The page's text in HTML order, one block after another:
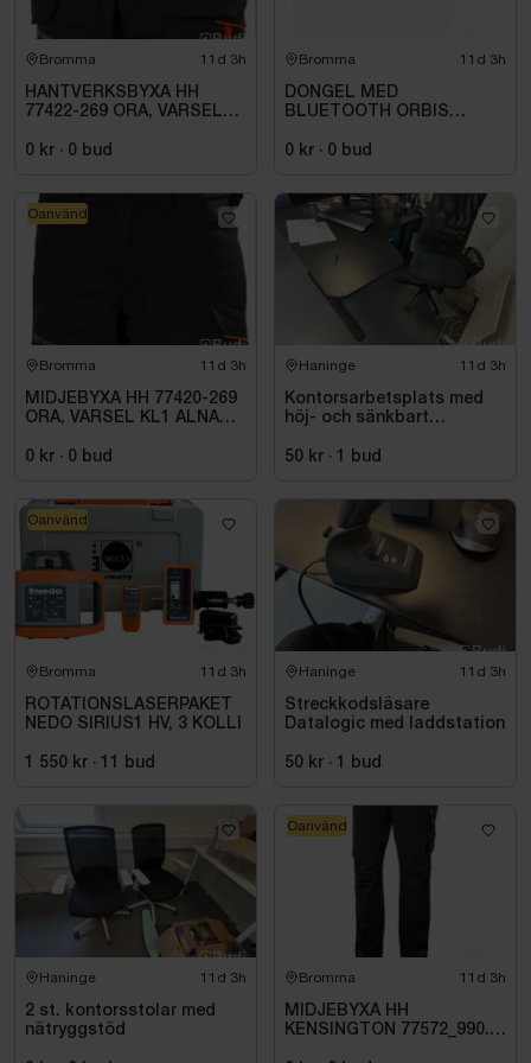
Bromma 11d 3h
HANTVERKSBYXA HH
77422-269 ORA, VARSEL
0 kr · 0 bud
Bromma 11d 3h
DONGEL MED
BLUETOOTH ORBIS
0 kr · 0 bud
Bromma 11d 3h
MIDJEBYXA HH 77420-269
ORA, VARSEL KL1 ALNA
0 kr · 0 bud
Oanvänd
Haninge 11d 3h
Kontorsarbetsplats med
höj- och sänkbart
50 kr · 1 bud
Bromma 11d 3h
ROTATIONSLASERPAKET
NEDO SIRIUS1 HV, 3 KOLLI
1 550 kr · 11 bud
Oanvänd
Haninge 11d 3h
Streckkodsläsare
Datalogic med laddstation
50 kr · 1 bud
Haninge 11d 3h
2 st. kontorsstolar med
nätryggstöd
Bromma 11d 3h
MIDJEBYXA HH
KENSINGTON 77572_990.
Oanvänd